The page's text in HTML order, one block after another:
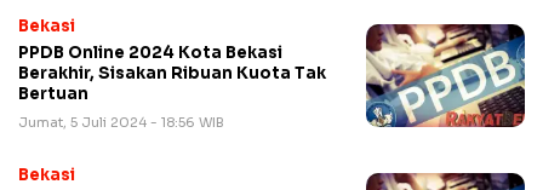
Bekasi
PPDB Online 2024 Kota Bekasi
Berakhir, Sisakan Ribuan Kuota Tak
Bertuan
Jumat, 5 Juli 2024 - 18:56 WIB
Bekasi